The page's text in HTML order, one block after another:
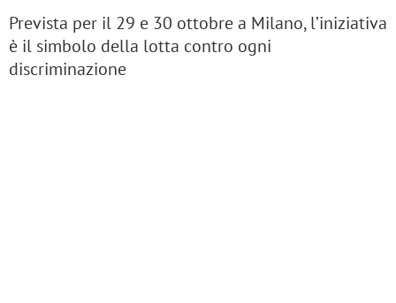
Prevista per il 29 e 30 ottobre a Milano, l’iniziativa
è il simbolo della lotta contro ogni
discriminazione